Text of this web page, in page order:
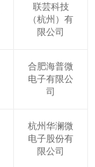
联芸科技
（杭州）有
限公司
合肥海普微
电子有限公
司
杭州华澜微
电子股份有
限公司